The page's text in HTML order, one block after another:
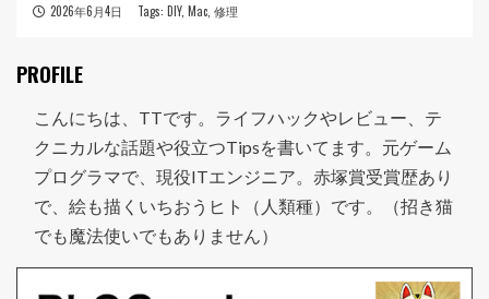
2026年6月4日 Tags: DIY, Mac, 修理
PROFILE
こんにちは、TTです。ライフハックやレビュー、テ
クニカルな話題や役立つTipsを書いてます。元ゲーム
プログラマで、現役ITエンジニア。赤塚賞受賞歴あり
で、絵も描くいちおうヒト（人類種）です。（招き猫
でも魔法使いでもありません）